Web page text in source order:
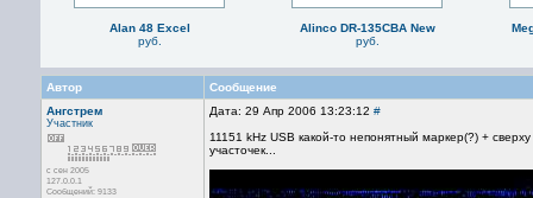
Alan 48 Excel
руб.
Alinco DR-135CBA New
руб.
Автор
Сообщение
Ангстрем
Участник
с сен 2005
127.0.0.1
Сообщений: 9133
Дата: 29 Апр 2006 13:23:12 #
11151 kHz USB какой-то непонятный маркер(?) +
участочек...